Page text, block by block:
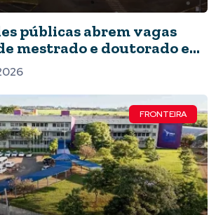
públicas abrem vagas
mestrado e doutorado em
FRONTEIRA